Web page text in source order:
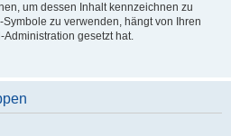
um dessen Inhalt kennzeichnen zu
zu verwenden, hängt von Ihren
gesetzt hat.